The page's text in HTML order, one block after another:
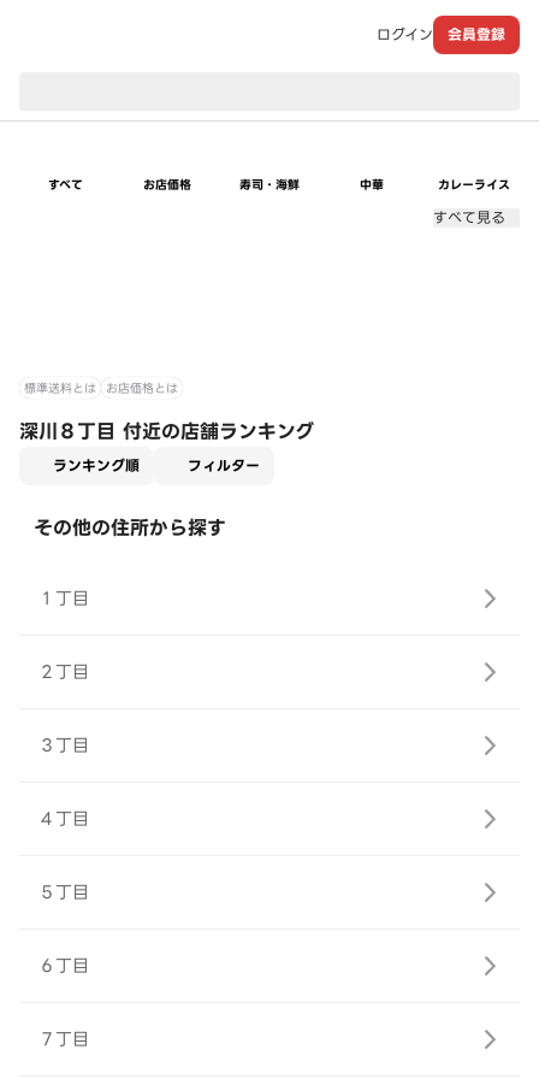
ログイン 会員登録
すべて お店価格 寿司・海鮮 中華 カレーライス
すべて見る
標準送料とは お店価格とは
深川８丁目 付近の店舗ランキング
ランキング順 フィルター
その他の住所から探す
１丁目
２丁目
３丁目
４丁目
５丁目
６丁目
７丁目